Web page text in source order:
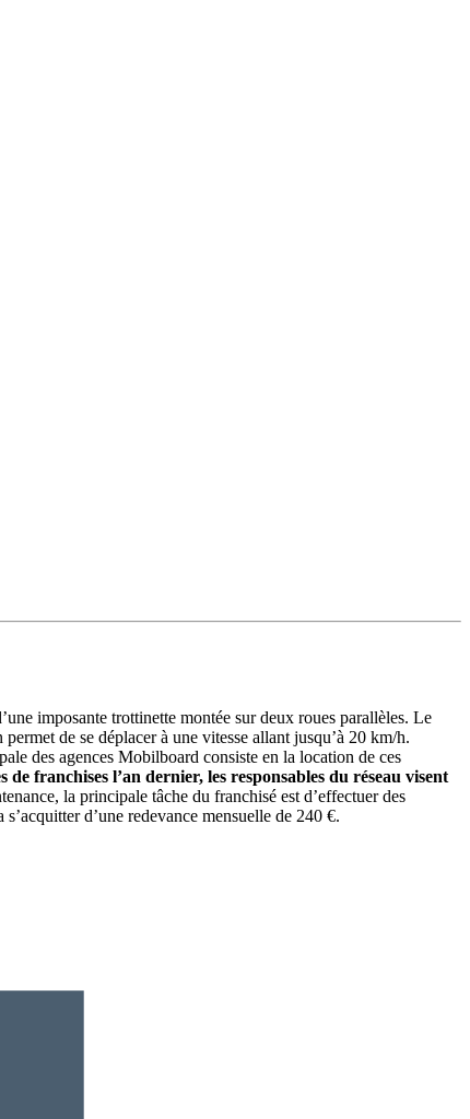
imposante trottinette montée sur deux roues parallèles. Le
de se déplacer à une vitesse allant jusqu’à 20 km/h.
des agences Mobilboard consiste en la location de ces
de franchises l’an dernier, les responsables du réseau visent
la principale tâche du franchisé est d’effectuer des
d’une redevance mensuelle de 240 €.